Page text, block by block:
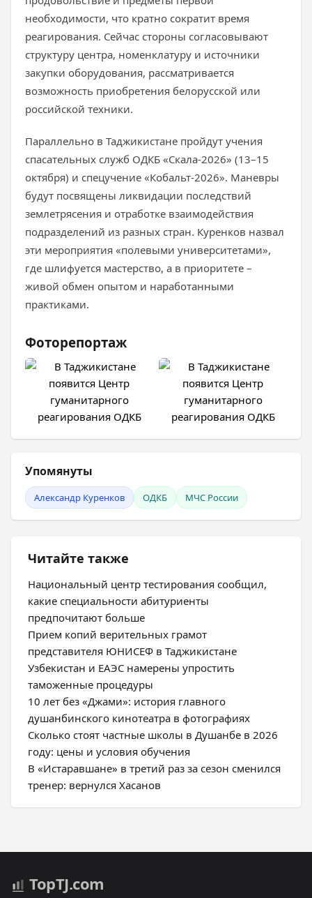
необходимости, что кратно сократит время
реагирования. Сейчас стороны согласовывают
структуру центра, номенклатуру и источники
закупки оборудования, рассматривается
возможность приобретения белорусской или
российской техники.
Параллельно в Таджикистане пройдут учения
спасательных служб ОДКБ «Скала-2026» (13–15
октября) и спецучение «Кобальт-2026». Маневры
будут посвящены ликвидации последствий
землетрясения и отработке взаимодействия
подразделений из разных стран. Куренков назвал
эти мероприятия «полевыми университетами»,
где шлифуется мастерство, а в приоритете –
живой обмен опытом и наработанными
практиками.
Фоторепортаж
Упомянуты
Александр Куренков ОДКБ МЧС России
Читайте также
Национальный центр тестирования сообщил,
какие специальности абитуриенты
предпочитают больше
Прием копий верительных грамот
представителя ЮНИСЕФ в Таджикистане
Узбекистан и ЕАЭС намерены упростить
таможенные процедуры
10 лет без «Джами»: история главного
душанбинского кинотеатра в фотографиях
Сколько стоят частные школы в Душанбе в 2026
году: цены и условия обучения
В «Истаравшане» в третий раз за сезон сменился
тренер: вернулся Хасанов
TopTJ.com